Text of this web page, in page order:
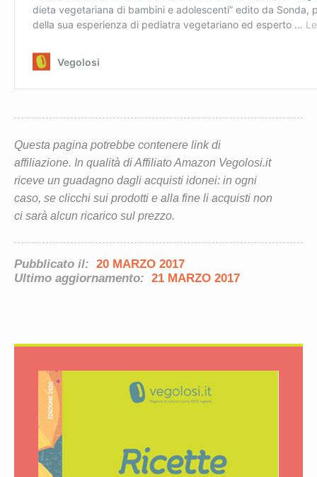
Questa pagina potrebbe contenere link di
affiliazione. In qualità di Affiliato Amazon Vegolosi.it
riceve un guadagno dagli acquisti idonei: in ogni
caso, se clicchi sui prodotti e alla fine li acquisti non
ci sarà alcun ricarico sul prezzo.
Pubblicato il: 20 MARZO 2017
Ultimo aggiornamento: 21 MARZO 2017